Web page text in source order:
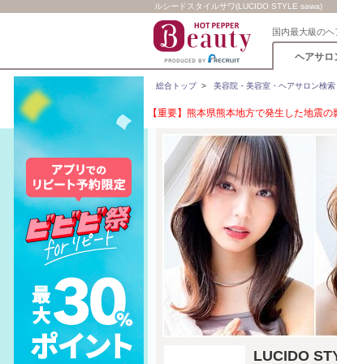
ルシードスタイルサワ(LUCIDO STYLE sawa)
国内最大級の
ヘアサロ
総合トップ> 美容院・美容室・ヘアサロン検索
【重要】熊本県熊本地方で発生した地震
LUCIDO